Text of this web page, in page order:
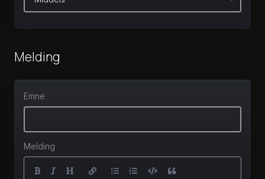
Melding
Emne
Melding